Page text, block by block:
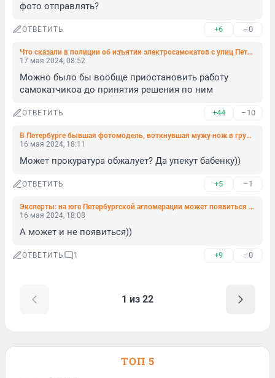
фото отправлять?
ОТВЕТИТЬ +6 –0
Что сказали в полиции об изъятии электросамокатов с улиц Петербурга. Дела возбуждают о самовольном занятии земли
17 мая 2024, 08:52
Можно было бы вообще приостановить работу
самокатчикоа до принятия решения по ним
ОТВЕТИТЬ +44 –10
В Петербурге бывшая фотомодель, воткнувшая мужу нож в грудь, получила условный срок
16 мая 2024, 18:11
Может прокуратура обжалует? Да упекут бабенку))
ОТВЕТИТЬ +5 –1
Эксперты: на юге Петербургской агломерации может появиться около 200 тыс. новых рабочих мест
16 мая 2024, 18:08
А может и не появиться))
ОТВЕТИТЬ 1 +9 –0
1 из 22
ТОП 5